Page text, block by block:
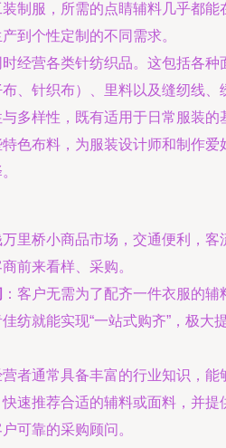
制服，所需的点睛辅料几乎都能
到个性定制的不同需求。
时经营各类针纺织品。这包括各种
、针织布）、里料以及缝纫线、
多样性，既有适用于日常服装的
色布料，为服装设计师和制作爱
万里桥小商品市场，交通便利，客
前来看样、采购。
：客户无需为了配齐一件衣服的辅
纺就能实现“一站式购齐”，极大
营者通常具备丰富的行业知识，能
速推荐合适的辅料或面料，并提
可靠的采购顾问。